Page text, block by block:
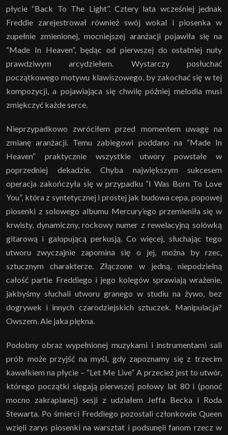
płycie “Back To The Light”. Cztery lata wcześniej jednak
Freddie zarejestrował również swój wokal i piosenka w
zupełnie zmienionej, mocniejszej aranżacji pojawiła się na
“Made In Heaven”, będąc od pierwszej do ostatniej nuty
prawdziwym arcydziełem. Wystarczy posłuchać
początkowego motywu klawiszowego, by zakochać się w tej
kompozycji, a pojawiająca się chwilę później melodia musi
zmiękczyć każde serce.
Nieprzypadkowo zwróciłem przed momentem uwagę na
zmianę aranżacji. Temu zabiegowi poddano na “Made In
Heaven” praktycznie wszystkie utwory powstałe w
poprzedniej dekadzie. Chyba największym sukcesem
operacja zakończyła się w przypadku “I Was Born To Love
You”, która z syntetycznej i prostej jak budowa cepa, popowej
piosenki z solowego albumu Mercury’ego przemieniła się w
krwisty, dynamiczny, rockowy numer z rewelacyjną solówką
gitarową i galopującą perkusją. Co więcej, słuchając tego
utworu zwyczajnie zapomina się o jej, można by rzec,
sztucznym charakterze. Złączone w jedną, niepodzielną
całość partie Freddiego i jego kolegów sprawiają wrażenie,
jakbyśmy słuchali utworu granego w studiu na żywo, bez
dogrywek i innych czarodziejskich sztuczek. Manipulacja?
Owszem. Ale jaka piękna.
Podobny obraz wypełnionej muzykami i instrumentami sali
prób może przyjść na myśl, gdy zapoznamy się z trzecim
kawałkiem na płycie – “Let Me Live” A przecież jest to utwór,
którego początki sięgają pierwszej połowy lat 80 i (ponoć
mocno zakrapianej) sesji z udziałem Jeffa Becka i Roda
Stewarta. Po śmierci Freddiego pozostali członkowie Queen
wzięli zarys piosenki na warsztat i podsunęli fanom rzecz w